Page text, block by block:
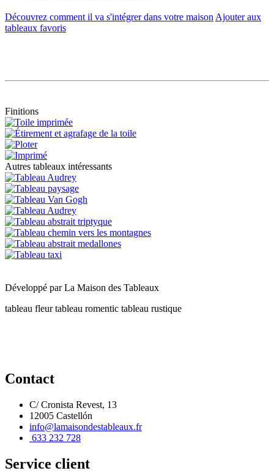
Découvrez comment il va s'intégrer dans votre maison Ajouter aux
tableaux favoris
Finitions
Autres tableaux intéressants
Développé parLa Maison des Tableaux
tableau fleur tableau romentic tableau rustique
Contact
C/ Cronista Revest, 13
12005 Castellón
info@lamaisondestableaux.fr
633 232 728
Service client